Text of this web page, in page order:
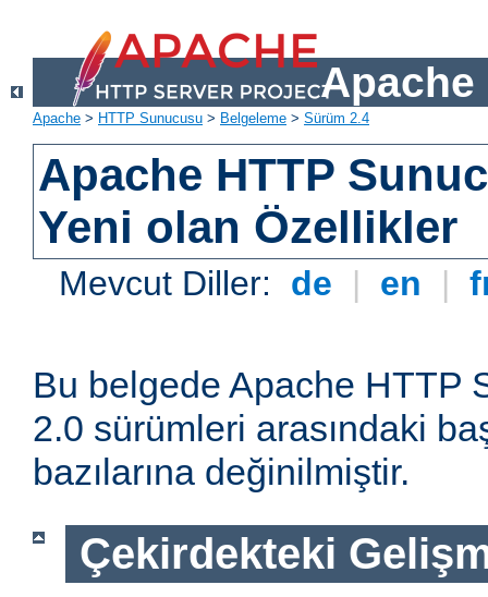
Apache
Apache > HTTP Sunucusu > Belgeleme > Sürüm 2.4
Apache HTTP
Yeni olan Özellikler
Mevcut Diller: de | en |
Bu belgede Apache HTTP
2.0 sürümleri arasındaki
bazılarına değinilmiştir.
Çekirdekteki